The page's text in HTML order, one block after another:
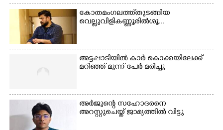
കോതമംഗലത്ത് തുടങ്ങിയ
വെല്ലുവിളി കണ്ണൂരിൽ ശൂ...
അട്ടപ്പാടിയിൽ കാർ കൊക്കയിലേക്ക്
മറിഞ്ഞ് മൂന്ന് പേർ മരിച്ചു
അർജുന്റെ സഹോദരനെ
അറസ്റ്റുചെയ്ത് ജാമ്യത്തിൽ വിട്ടു